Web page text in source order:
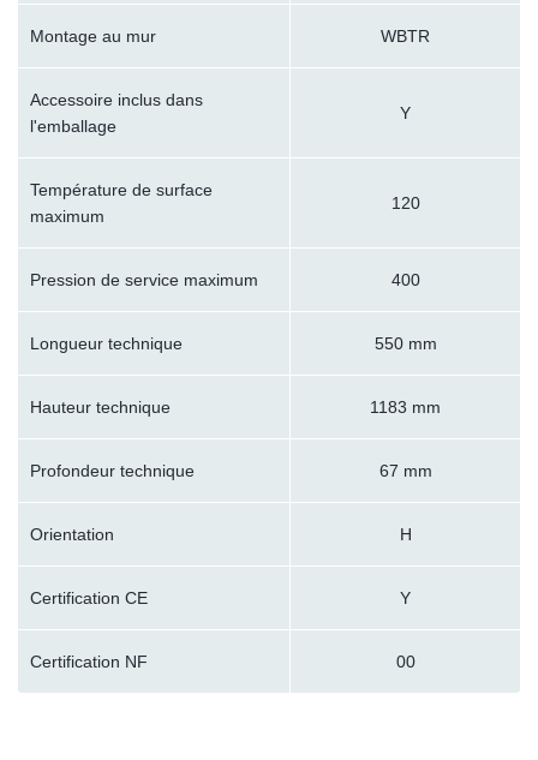
Montage au mur WBTR
Accessoire inclus dans
l'emballage
Y
Température de surface
maximum
120
Pression de service maximum 400
Longueur technique 550 mm
Hauteur technique 1183 mm
Profondeur technique 67 mm
Orientation H
Certification CE Y
Certification NF 00